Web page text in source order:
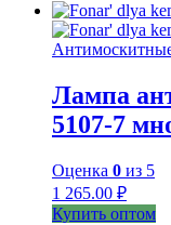
Лампа
5107-7
Оценка 0 из 5
1 265.00 ₽
Купить оптом